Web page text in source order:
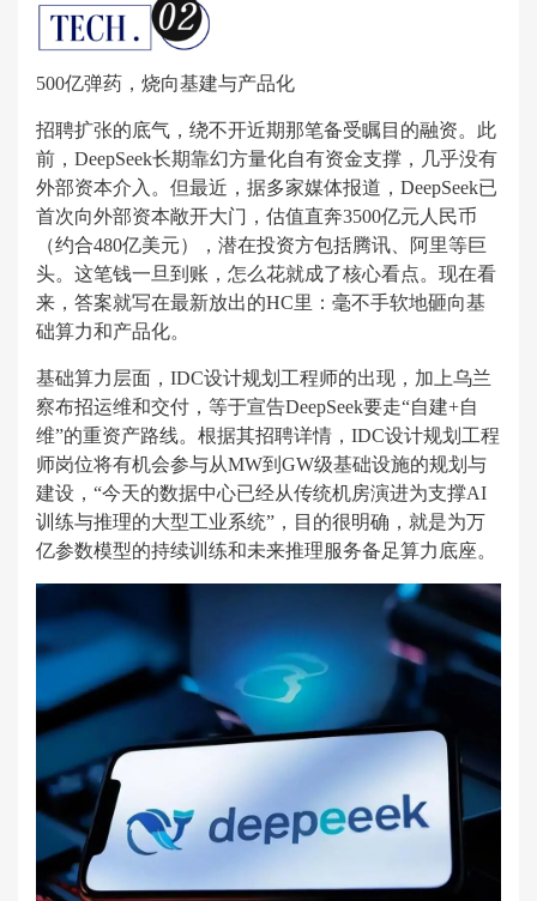
500亿弹药，烧向基建与产品化
招聘扩张的底气，绕不开近期那笔备受瞩目的融资。此
前，DeepSeek长期靠幻方量化自有资金支撑，几乎没有
外部资本介入。但最近，据多家媒体报道，DeepSeek已
首次向外部资本敞开大门，估值直奔3500亿元人民币
（约合480亿美元），潜在投资方包括腾讯、阿里等巨
头。这笔钱一旦到账，怎么花就成了核心看点。现在看
来，答案就写在最新放出的HC里：毫不手软地砸向基
础算力和产品化。
基础算力层面，IDC设计规划工程师的出现，加上乌兰
察布招运维和交付，等于宣告DeepSeek要走“自建+自
维”的重资产路线。根据其招聘详情，IDC设计规划工程
师岗位将有机会参与从MW到GW级基础设施的规划与
建设，“今天的数据中心已经从传统机房演进为支撑AI
训练与推理的大型工业系统”，目的很明确，就是为万
亿参数模型的持续训练和未来推理服务备足算力底座。